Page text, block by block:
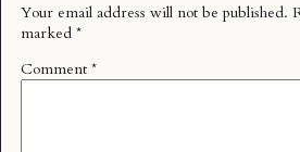
Your email address will not be published.
marked *
Comment *